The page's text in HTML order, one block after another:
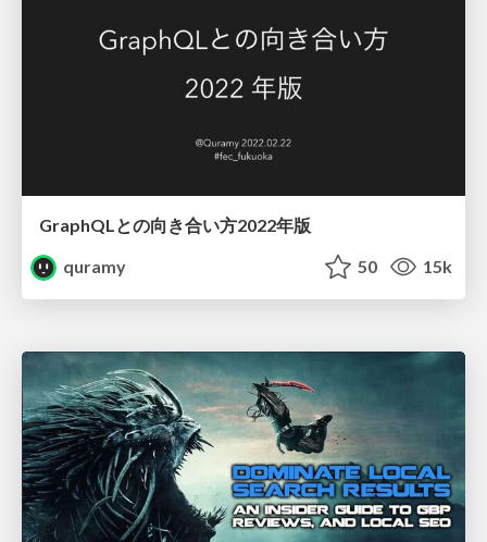
GraphQLとの向き合い方2022年版
quramy
50 15k